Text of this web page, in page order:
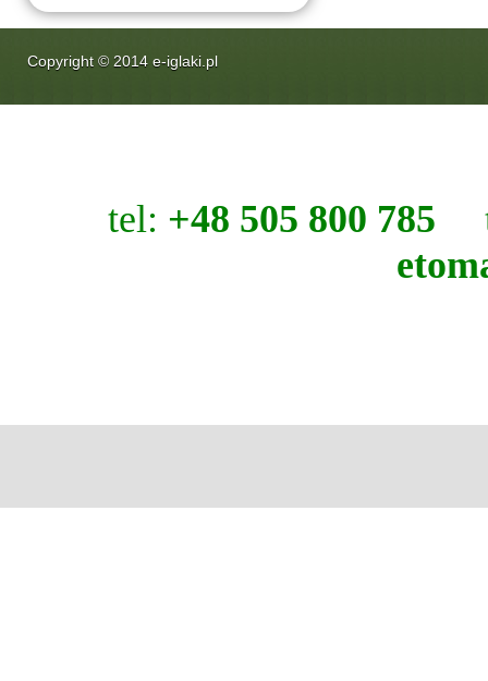
Copyright ©2014 e-iglaki.pl
tel: +48 505 800 785